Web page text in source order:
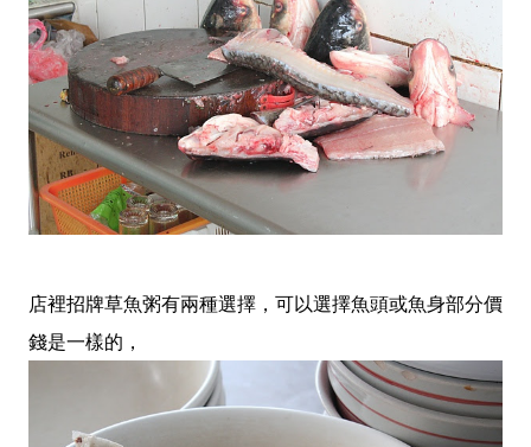
店裡招牌草魚粥有兩種選擇，可以選擇魚頭或魚身部分價
錢是一樣的，